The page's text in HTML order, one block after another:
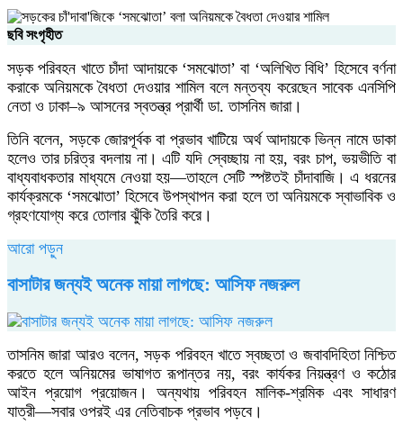
ছবি সংগৃহীত
সড়ক পরিবহন খাতে চাঁদা আদায়কে ‘সমঝোতা’ বা ‘অলিখিত বিধি’ হিসেবে বর্ণনা
করাকে অনিয়মকে বৈধতা দেওয়ার শামিল বলে মন্তব্য করেছেন সাবেক এনসিপি
নেতা ও ঢাকা–৯ আসনের স্বতন্ত্র প্রার্থী ডা. তাসনিম জারা।
তিনি বলেন, সড়কে জোরপূর্বক বা প্রভাব খাটিয়ে অর্থ আদায়কে ভিন্ন নামে ডাকা
হলেও তার চরিত্র বদলায় না। এটি যদি স্বেচ্ছায় না হয়, বরং চাপ, ভয়ভীতি বা
বাধ্যবাধকতার মাধ্যমে নেওয়া হয়—তাহলে সেটি স্পষ্টতই চাঁদাবাজি। এ ধরনের
কার্যক্রমকে ‘সমঝোতা’ হিসেবে উপস্থাপন করা হলে তা অনিয়মকে স্বাভাবিক ও
গ্রহণযোগ্য করে তোলার ঝুঁকি তৈরি করে।
আরো পড়ুন
বাসাটার জন্যই অনেক মায়া লাগছে: আসিফ নজরুল
তাসনিম জারা আরও বলেন, সড়ক পরিবহন খাতে স্বচ্ছতা ও জবাবদিহিতা নিশ্চিত
করতে হলে অনিয়মের ভাষাগত রূপান্তর নয়, বরং কার্যকর নিয়ন্ত্রণ ও কঠোর
আইন প্রয়োগ প্রয়োজন। অন্যথায় পরিবহন মালিক-শ্রমিক এবং সাধারণ
যাত্রী—সবার ওপরই এর নেতিবাচক প্রভাব পড়বে।